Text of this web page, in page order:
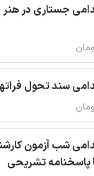
جستاری در هنر
سند تحول
شب آزمون
پاسخنامه تشریحی